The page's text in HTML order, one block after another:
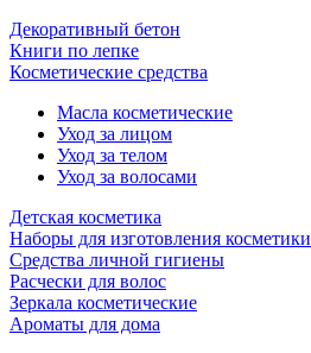
Декоративный бетон
Книги по лепке
Косметические средства
Масла косметические
Уход за лицом
Уход за телом
Уход за волосами
Детская косметика
Наборы для изготовления косметики
Средства личной гигиены
Расчески для волос
Зеркала косметические
Ароматы для дома